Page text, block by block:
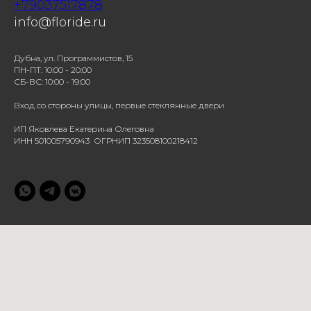
+79037517878
info@floride.ru
Дубна, ул. Программистов, 15
ПН-ПТ: 10:00 - 20:00
СБ-ВС: 10:00 - 19:00
Вход со стороны улицы, первые стеклянные двери
ИП Яковлева Екатерина Олеговна
ИНН 501005790943 ОГРНИП 323508100218412